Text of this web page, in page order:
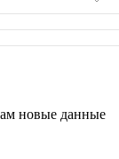
новые данные